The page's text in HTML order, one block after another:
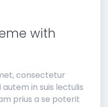
with
consectetur
in suis lectulis
prius a se poterit